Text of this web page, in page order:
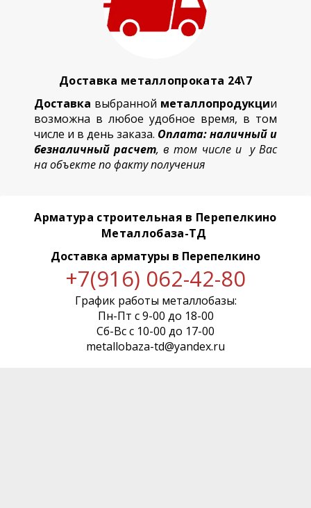
Доставка металлопроката 24\7
Доставка выбранной металлопродукции
возможна в любое удобное время, в том
числе и в день заказа. Оплата: наличный и
безналичный расчет, в том числе и у Вас
на объекте по факту получения
Арматура строительная в Перепелкино
Металлобаза-ТД
Доставка арматуры в Перепелкино
+7(916) 062-42-80
График работы металлобазы:
Пн-Пт с 9-00 до 18-00
Сб-Вс с 10-00 до 17-00
metallobaza-td@yandex.ru